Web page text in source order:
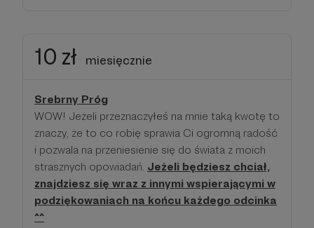
10 zł miesięcznie
Srebrny Próg
WOW! Jeżeli przeznaczyłeś na mnie taką kwotę to
znaczy, że to co robię sprawia Ci ogromną radość
i pozwala na przeniesienie się do świata z moich
strasznych opowiadań. Jeżeli będziesz chciał,
znajdziesz się wraz z innymi wspierającymi w
podziękowaniach na końcu każdego odcinka
^^